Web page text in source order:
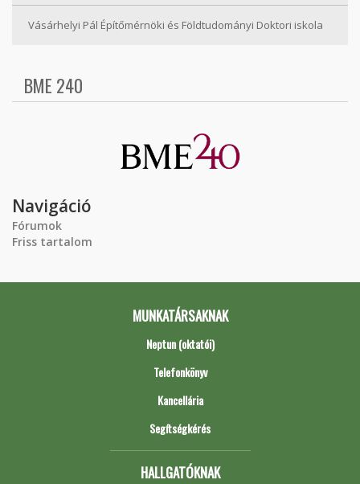
Vásárhelyi Pál Építőmérnöki és Földtudományi Doktori iskola
BME 240
Navigáció
Fórumok
Friss tartalom
MUNKATÁRSAKNAK
Neptun (oktatói)
Telefonkönyv
Kancellária
Segítségkérés
HALLGATÓKNAK